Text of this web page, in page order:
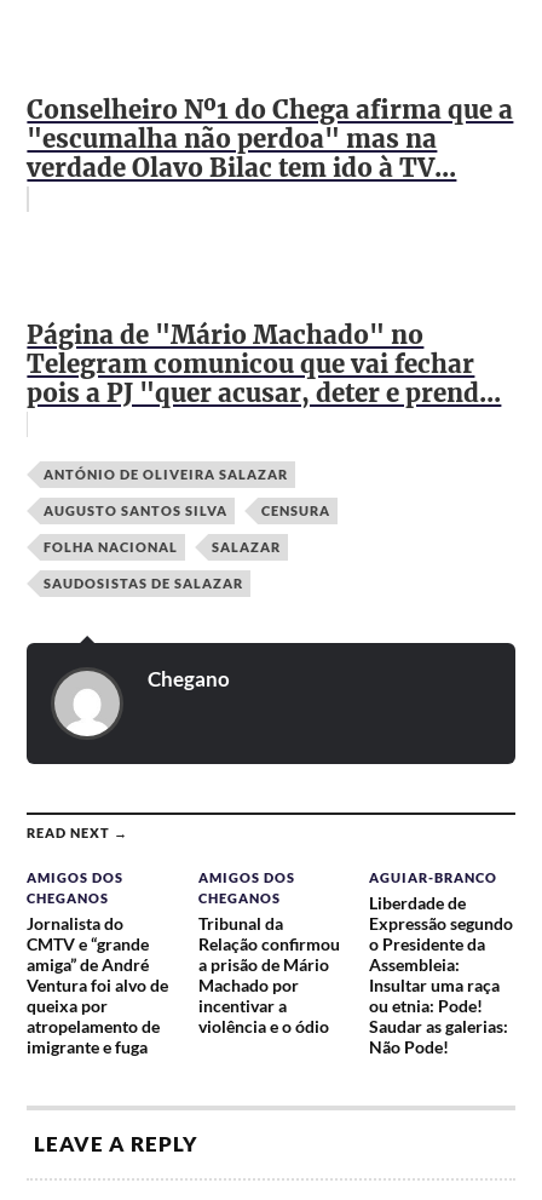
Conselheiro Nº1 do Chega afirma que a
"escumalha não perdoa" mas na
verdade Olavo Bilac tem ido à TV...
Página de "Mário Machado" no
Telegram comunicou que vai fechar
pois a PJ "quer acusar, deter e prend...
ANTÓNIO DE OLIVEIRA SALAZAR
AUGUSTO SANTOS SILVA CENSURA
FOLHA NACIONAL SALAZAR
SAUDOSISTAS DE SALAZAR
Chegano
READ NEXT →
AMIGOS DOS
CHEGANOS
Jornalista do
CMTV e “grande
amiga” de André
Ventura foi alvo de
queixa por
atropelamento de
imigrante e fuga
AMIGOS DOS
CHEGANOS
Tribunal da
Relação confirmou
a prisão de Mário
Machado por
incentivar a
violência e o ódio
AGUIAR-BRANCO
Liberdade de
Expressão segundo
o Presidente da
Assembleia:
Insultar uma raça
ou etnia: Pode!
Saudar as galerias:
Não Pode!
LEAVE A REPLY